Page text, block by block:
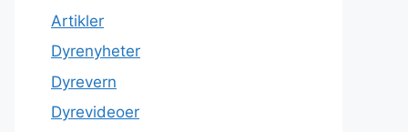
Artikler
Dyrenyheter
Dyrevern
Dyrevideoer